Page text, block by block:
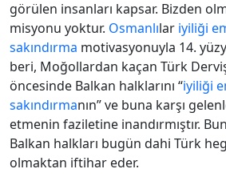
görülen insanları kapsar. Bizden
misyonu yoktur. Osmanlılar iyiliği
sakındırma motivasyonuyla 14.
beri, Moğollardan kaçan Türk
öncesinde Balkan halklarını “iyiliği
sakındırmanın” ve buna karşı
etmenin faziletine inandırmıştır.
Balkan halkları bugün dahi Türk
olmaktan iftihar eder.